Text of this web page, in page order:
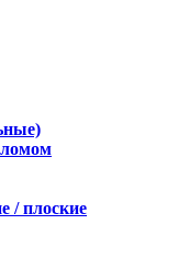
/ плоские